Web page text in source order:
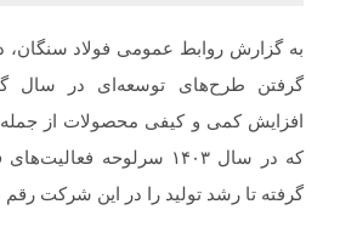
به گزارش روابط عمومی فولاد سنگان،
گرفتن طرح‌‌‌های توسعه‌‌‌ای در سال
افزایش کمی‌‌‌ و کیفی محصولات از
که در سال ۱۴۰۳ سرلوحه
گرفته تا رشد تولید را در این شرکت رقم